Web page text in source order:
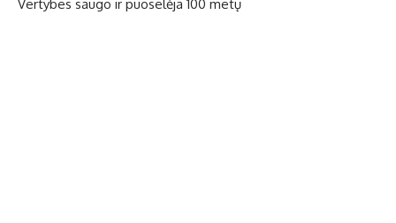
Vertybes saugo ir puoselėja 100 metų